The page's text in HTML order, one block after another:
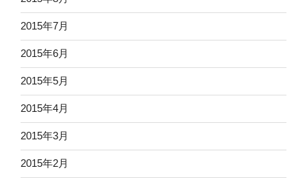
2015年7月
2015年6月
2015年5月
2015年4月
2015年3月
2015年2月